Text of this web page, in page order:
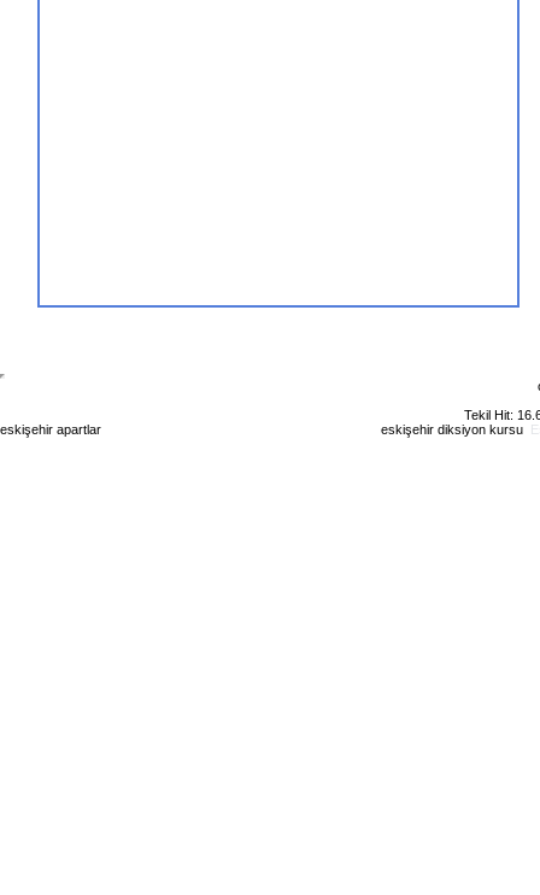
Tekil Hit:
eskişehir apartlar
eskişehir diksiyon kursu